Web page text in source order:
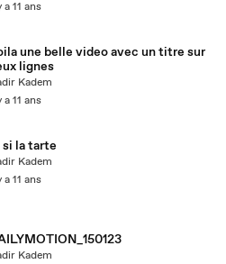
a 11 ans
une belle video avec un titre sur
lignes
Kadem
a 11 ans
si la tarte
Kadem
a 11 ans
Kadem